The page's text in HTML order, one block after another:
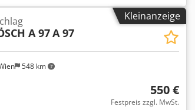
Kleinanzeige
548 km
A 97A 97
550 €
Festpreis zzgl. MwSt.